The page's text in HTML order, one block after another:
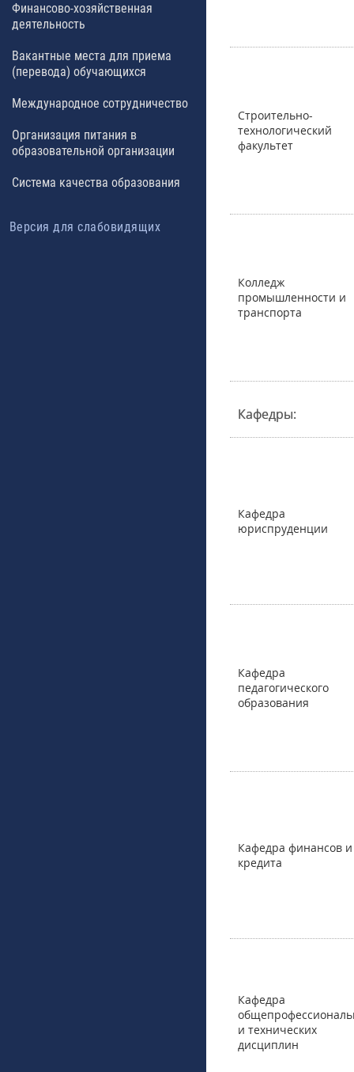
Строительно-
технологический
факультет
Колледж
промышленности и
транспорта
Кафедры:
Кафедра
юриспруденции
Кафедра
педагогического
образования
Кафедра финансов и
кредита
Кафедра
и технических
дисциплин
Финансово-хозяйственная
деятельность
Вакантные места для приема
(перевода) обучающихся
Международное сотрудничество
Организация питания в
образовательной организации
Система качества образования
Версия для слабовидящих